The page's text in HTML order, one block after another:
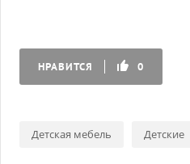
НРАВИТСЯ 0
Детская мебель Детские